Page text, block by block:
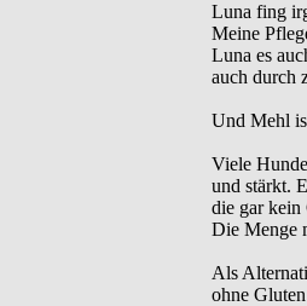
Luna fing
Meine
Luna es
auch durch
Und Mehl
Viele
und stärkt.
die gar kein
Die Menge
Als
ohne